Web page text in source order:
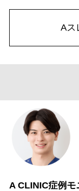
Aス
A CLINIC症例モ